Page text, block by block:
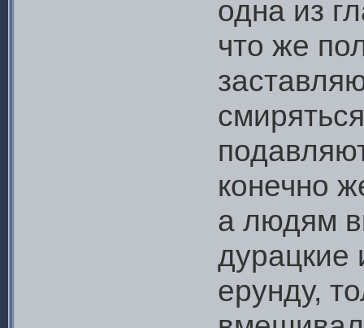
одна из
что же
конечно
а людям
дурацкие
ерунду,